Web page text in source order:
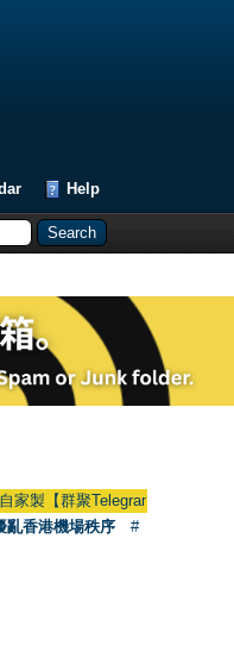
Help
製【群聚Telegram群組】
亂香港機場秩序
#